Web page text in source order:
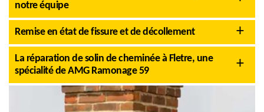
notre équipe
Remise en état de fissure et de décollement
La réparation de solin de cheminée à Fletre, une
spécialité de AMG Ramonage 59